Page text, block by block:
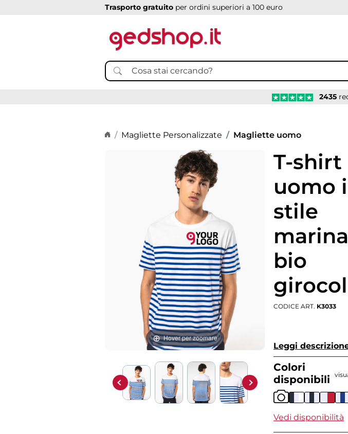
Trasporto gratuito per ordini superiori a 100 euro
2435
Home page
Magliette Personalizzate Magliette uomo
Hover per zoomare
T-shirt
uomo
stile
bio
CODICE ART. K3033
Leggi
Colori
disponibili
Vedi disponibilità